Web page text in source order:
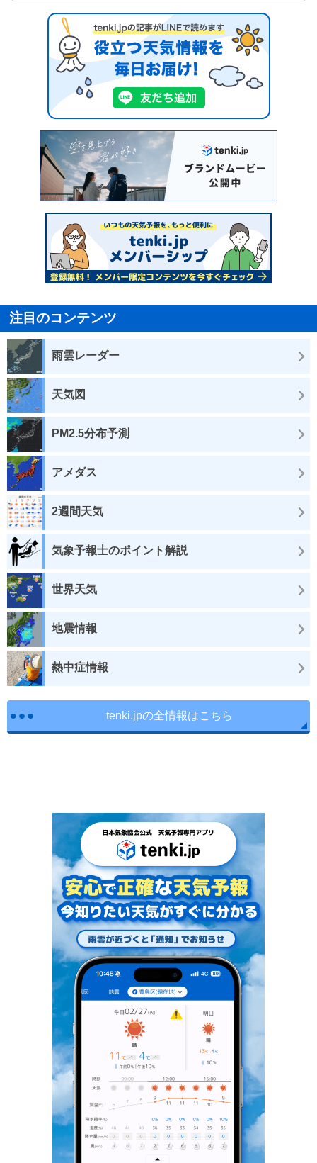
注目のコンテンツ
雨雲レーダー
天気図
PM2.5分布予測
アメダス
2週間天気
気象予報士のポイント解説
世界天気
地震情報
熱中症情報
tenki.jpの全情報はこちら